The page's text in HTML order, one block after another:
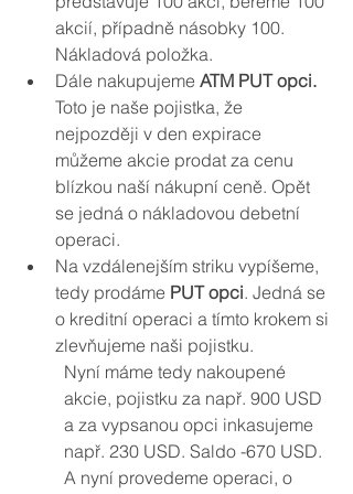
akcií, případně násobky 100.
Nákladová položka.
Dále nakupujeme ATM PUT opci.
Toto je naše pojistka, že
nejpozději v den expirace
můžeme akcie prodat za cenu
blízkou naší nákupní ceně. Opět
se jedná o nákladovou debetní
operaci.
Na vzdálenejším striku vypíšeme,
tedy prodáme PUT opci. Jedná se
o kreditní operaci a tímto krokem si
zlevňujeme naši pojistku.
Nyní máme tedy nakoupené
akcie, pojistku za např. 900 USD
a za vypsanou opci inkasujeme
např. 230 USD. Saldo -670 USD.
A nyní provedeme operaci, o